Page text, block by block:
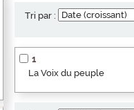
Tri par :
1
La Voix du peuple